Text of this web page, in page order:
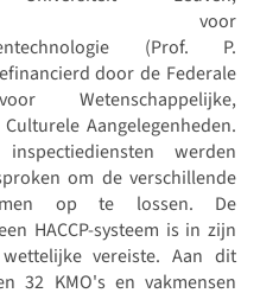
voor
(Prof. P.
door de Federale
Wetenschappelijke,
Aangelegenheden.
inspectiediensten werden
om de verschillende
op te lossen. De
HACCP-systeem is in zijn
vereiste. Aan dit
32 KMO's en vakmensen